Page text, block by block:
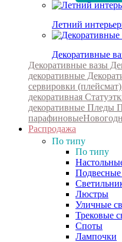
Летний
Декоративные
Декоративные вазы
декоративные
сервировки (плейсмат)
декоративная
декоративные Пледы
парафиновые
Распродажа
По типу
По типу
Подвесные
Люстры
Уличные
Трековые
Споты
Лампочки